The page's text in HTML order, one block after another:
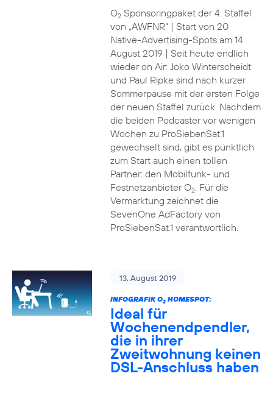
O2Sponsoringpaket der 4. Staffel
von „AWFNR“ | Start von 20
Native-Advertising-Spots am 14.
August 2019 | Seit heute endlich
wieder on Air: Joko Winterscheidt
und Paul Ripke sind nach kurzer
Sommerpause mit der ersten Folge
der neuen Staffel zurück. Nachdem
die beiden Podcaster vor wenigen
Wochen zu ProSiebenSat.1
gewechselt sind, gibt es pünktlich
zum Start auch einen tollen
Partner: den Mobilfunk- und
Festnetzanbieter O2. Für die
Vermarktung zeichnet die
SevenOne AdFactory von
ProSiebenSat.1 verantwortlich.
13. August 2019
INFOGRAFIK O2HOMESPOT:
Ideal für
Wochenendpendler,
die in ihrer
Zweitwohnung keinen
DSL-Anschluss haben